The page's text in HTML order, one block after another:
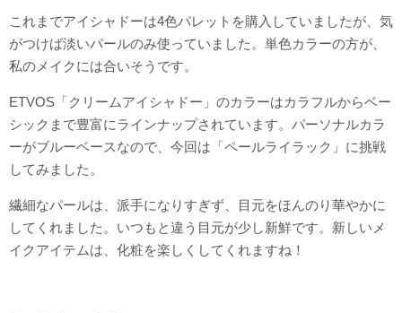
これまでアイシャドーは4色パレットを購入していましたが、気
がつけば淡いパールのみ使っていました。単色カラーの方が、
私のメイクには合いそうです。
ETVOS「クリームアイシャドー」のカラーはカラフルからベー
シックまで豊富にラインナップされています。パーソナルカラ
ーがブルーベースなので、今回は「ペールライラック」に挑戦
してみました。
繊細なパールは、派手になりすぎず、目元をほんのり華やかに
してくれました。いつもと違う目元が少し新鮮です。新しいメ
イクアイテムは、化粧を楽しくしてくれますね！